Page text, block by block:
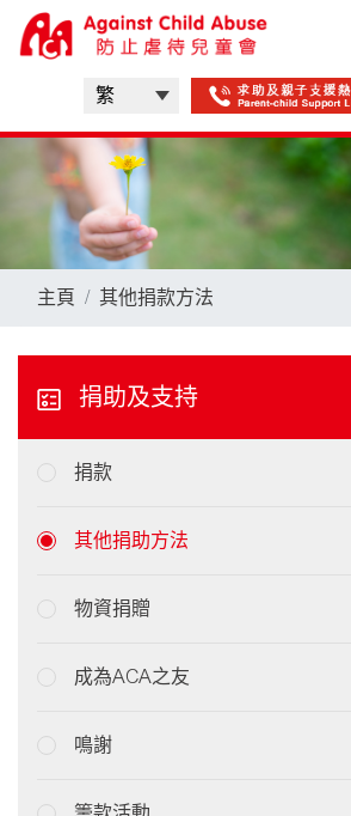
主頁 其他捐款方法
捐助及支持
捐款
其他捐助方法
物資捐贈
成為ACA之友
鳴謝